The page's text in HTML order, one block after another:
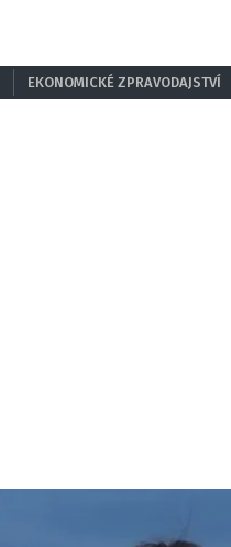
EKONOMICKÉ ZPRAVODAJSTVÍ